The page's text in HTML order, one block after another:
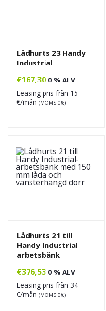
Lådhurts 23 Handy
Industrial
€167,30 0 % ALV
Leasing pris från 15
€/mån (MOMS 0%)
Lådhurts 21 till
Handy Industrial-
arbetsbänk
€376,53 0 % ALV
Leasing pris från 34
€/mån (MOMS 0%)